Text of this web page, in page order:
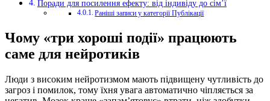
Поради для посилення ефекту: від індивіду до сім’ї
Раніші записи у категорії Публікації
Чому «три хороші події» працюють
саме для нейротиків
Люди з високим нейротизмом мають підвищену чутливість до
загроз і помилок, тому їхня увага автоматично чіпляється за